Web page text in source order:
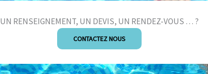
UN RENSEIGNEMENT, UN DEVIS, UN RENDEZ-VOUS … ?
CONTACTEZ NOUS